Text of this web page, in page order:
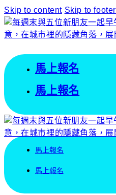
Skip to content Skip to footer
馬上報名
馬上報名
馬上報名
馬上報名